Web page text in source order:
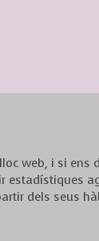
web, i si
estadístiques
dels seus